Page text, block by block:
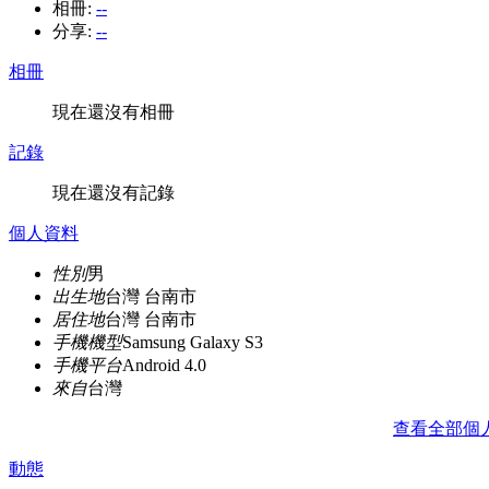
相冊: --
分享: --
相冊
現在還沒有相冊
記錄
現在還沒有記錄
個人資料
性別男
出生地台灣 台南市
居住地台灣 台南市
手機機型Samsung Galaxy S3
手機平台Android 4.0
來自台灣
查看全部個
動態